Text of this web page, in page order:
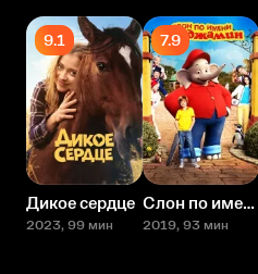
9.1
Дикое сердце
2023, 99 мин
7.9
Слон по имени Бенджамин
2019, 93 мин